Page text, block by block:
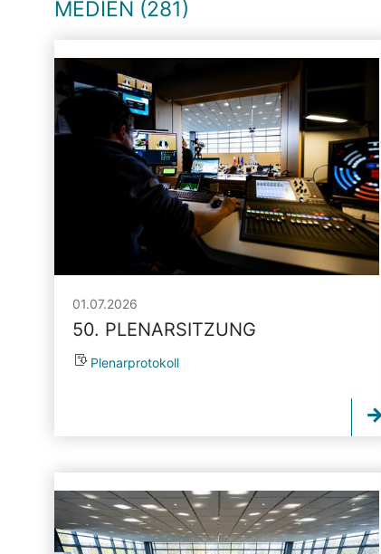
MEDIEN (281)
01.07.2026
50. PLENARSITZUNG
Plenarprotokoll